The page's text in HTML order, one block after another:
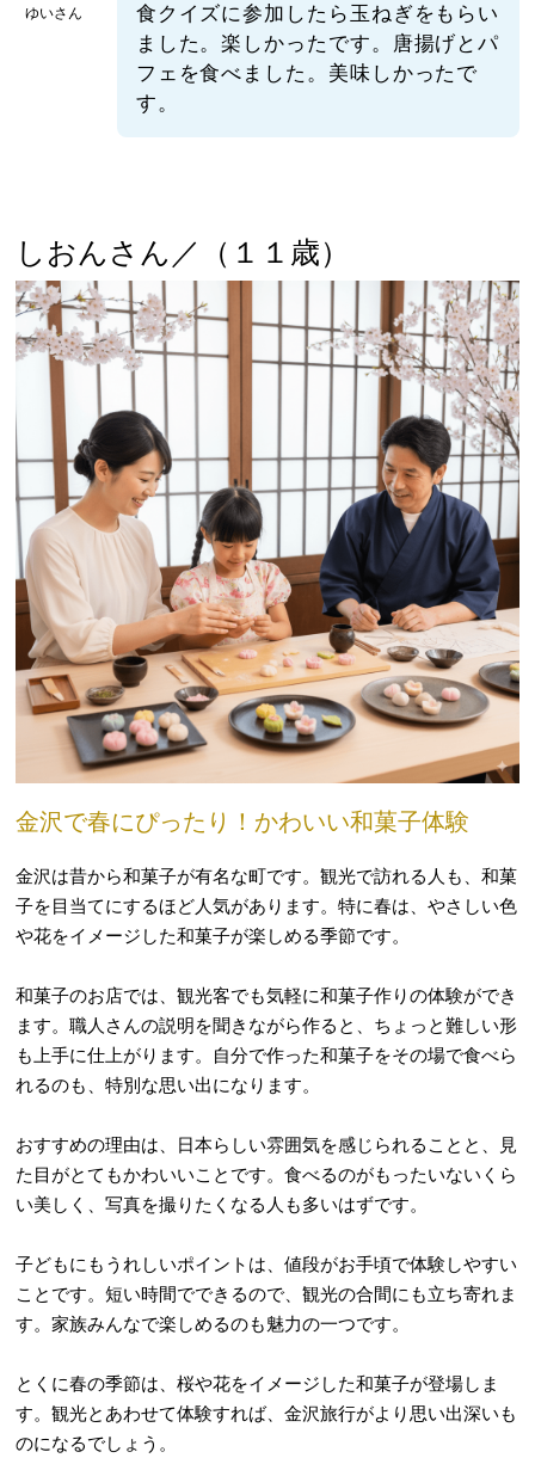
ゆいさん
食クイズに参加したら玉ねぎをもらい
ました。楽しかったです。唐揚げとパ
フェを食べました。美味しかったで
す。
しおんさん／（１１歳）
金沢で春にぴったり！かわいい和菓子体験
金沢は昔から和菓子が有名な町です。観光で訪れる人も、和菓
子を目当てにするほど人気があります。特に春は、やさしい色
や花をイメージした和菓子が楽しめる季節です。
和菓子のお店では、観光客でも気軽に和菓子作りの体験ができ
ます。職人さんの説明を聞きながら作ると、ちょっと難しい形
も上手に仕上がります。自分で作った和菓子をその場で食べら
れるのも、特別な思い出になります。
おすすめの理由は、日本らしい雰囲気を感じられることと、見
た目がとてもかわいいことです。食べるのがもったいないくら
い美しく、写真を撮りたくなる人も多いはずです。
子どもにもうれしいポイントは、値段がお手頃で体験しやすい
ことです。短い時間でできるので、観光の合間にも立ち寄れま
す。家族みんなで楽しめるのも魅力の一つです。
とくに春の季節は、桜や花をイメージした和菓子が登場しま
す。観光とあわせて体験すれば、金沢旅行がより思い出深いも
のになるでしょう。